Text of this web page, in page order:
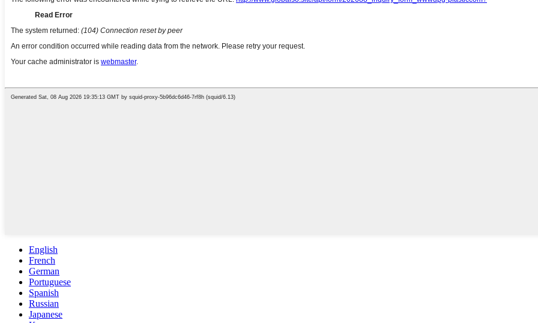
English
French
German
Portuguese
Spanish
Russian
Japanese